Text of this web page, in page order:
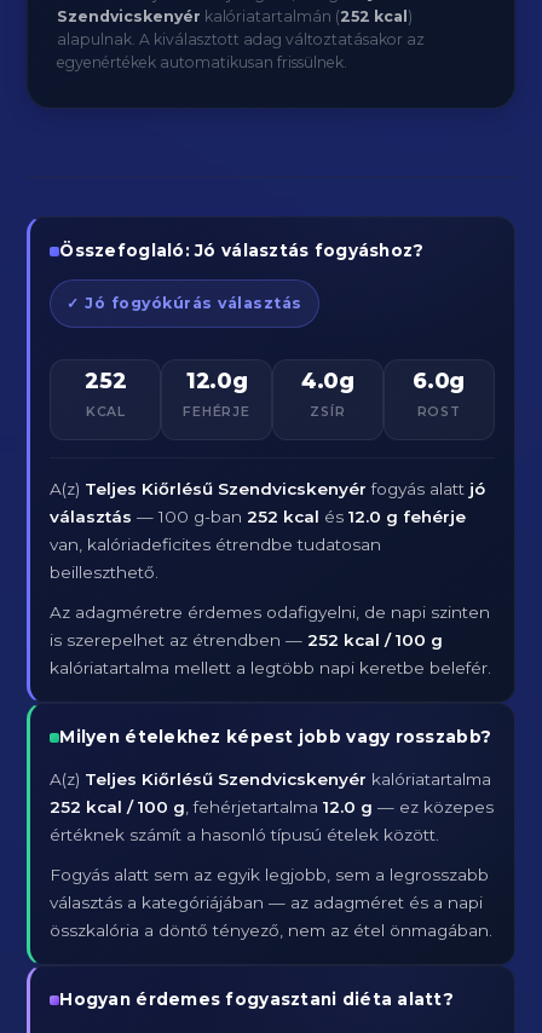
Szendvicskenyér kalóriatartalmán (252 kcal )
alapulnak. A kiválasztott adag változtatásakor az
egyenértékek automatikusan frissülnek.
Összefoglaló: Jó választás fogyáshoz?
✓ Jó fogyókúrás választás
252
KCAL
12.0g
FEHÉRJE
4.0g
ZSÍR
6.0g
ROST
A(z) Teljes Kiőrlésű Szendvicskenyér fogyás alatt jó
választás — 100 g-ban252 kcal és12.0 g fehérje
van, kalóriadeficites étrendbe tudatosan
beilleszthető.
Az adagméretre érdemes odafigyelni, de napi szinten
is szerepelhet az étrendben —252 kcal / 100 g
kalóriatartalma mellett a legtöbb napi keretbe belefér.
Milyen ételekhez képest jobb vagy rosszabb?
A(z) Teljes Kiőrlésű Szendvicskenyér kalóriatartalma
252 kcal / 100 g , fehérjetartalma12.0 g — ez közepes
értéknek számít a hasonló típusú ételek között.
Fogyás alatt sem az egyik legjobb, sem a legrosszabb
választás a kategóriájában — az adagméret és a napi
összkalória a döntő tényező, nem az étel önmagában.
Hogyan érdemes fogyasztani diéta alatt?